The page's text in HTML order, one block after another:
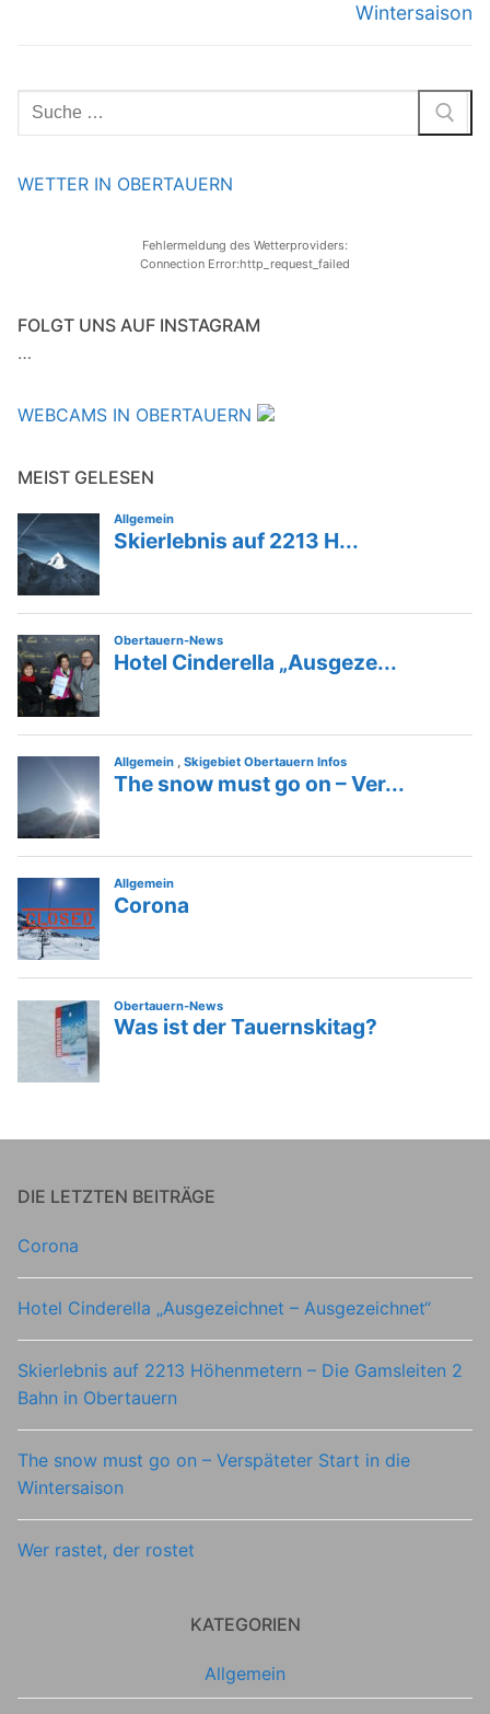
Wintersaison
Suchen
nach:
WETTER IN OBERTAUERN
Fehlermeldung des Wetterproviders:
Connection Error:http_request_failed
FOLGT UNS AUF INSTAGRAM
…
WEBCAMS IN OBERTAUERN
MEIST GELESEN
DIE LETZTEN BEITRÄGE
Corona
Hotel Cinderella „Ausgezeichnet – Ausgezeichnet“
Skierlebnis auf 2213 Höhenmetern – Die Gamsleiten 2
Bahn in Obertauern
The snow must go on – Verspäteter Start in die
Wintersaison
Wer rastet, der rostet
KATEGORIEN
Allgemein